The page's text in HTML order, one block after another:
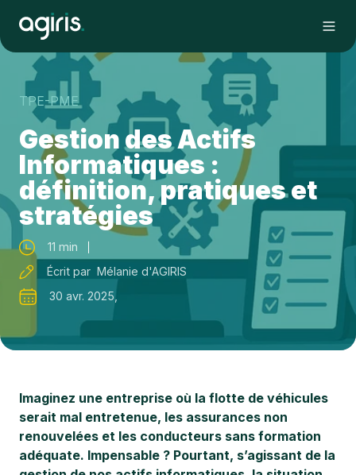
TPE-PME
Gestion des Actifs
Informatiques :
définition, pratiques et
stratégies
11 min
Écrit par Mélanie d'AGIRIS
30 avr. 2025,
Imaginez une entreprise où la flotte de véhicules
serait mal entretenue, les assurances non
renouvelées et les conducteurs sans formation
adéquate. Impensable ? Pourtant, s’agissant de la